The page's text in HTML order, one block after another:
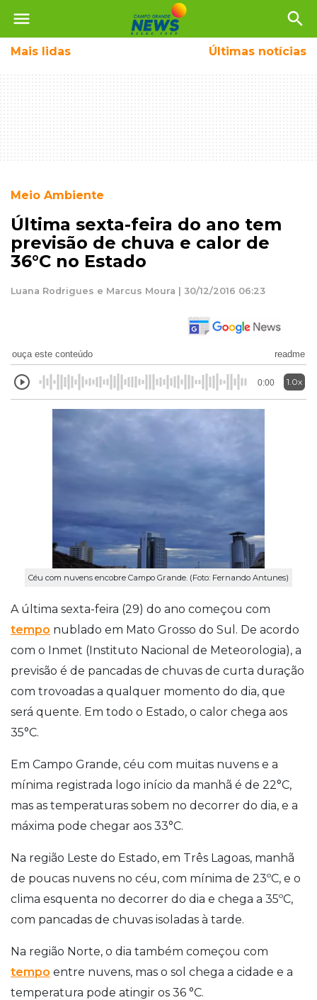
menu search
Mais lidas Últimas notícias
Meio Ambiente
Última sexta-feira do ano tem
previsão de chuva e calor de
36°C no Estado
Luana Rodrigues e Marcus Moura | 30/12/2016 06:23
ouça este conteúdo readme
0:00 1.0x
Céu com nuvens encobre Campo Grande. (Foto: Fernando Antunes)
A última sexta-feira (29) do ano começou com
tempo nublado em Mato Grosso do Sul. De acordo
com o Inmet (Instituto Nacional de Meteorologia), a
previsão é de pancadas de chuvas de curta duração
com trovoadas a qualquer momento do dia, que
será quente. Em todo o Estado, o calor chega aos
35°C.
Em Campo Grande, céu com muitas nuvens e a
mínima registrada logo início da manhã é de 22°C,
mas as temperaturas sobem no decorrer do dia, e a
máxima pode chegar aos 33°C.
Na região Leste do Estado, em Três Lagoas, manhã
de poucas nuvens no céu, com mínima de 23ºC, e o
clima esquenta no decorrer do dia e chega a 35ºC,
com pancadas de chuvas isoladas à tarde.
Na região Norte, o dia também começou com
tempo entre nuvens, mas o sol chega a cidade e a
temperatura pode atingir os 36 °C.